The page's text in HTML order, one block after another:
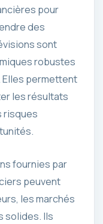
pour
des
sont
robustes
permettent
les résultats
risques
fournies par
peuvent
les marchés
solides. Ils